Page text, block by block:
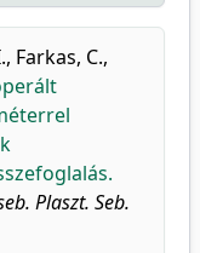
, Farkas, C.,
Plaszt. Seb.